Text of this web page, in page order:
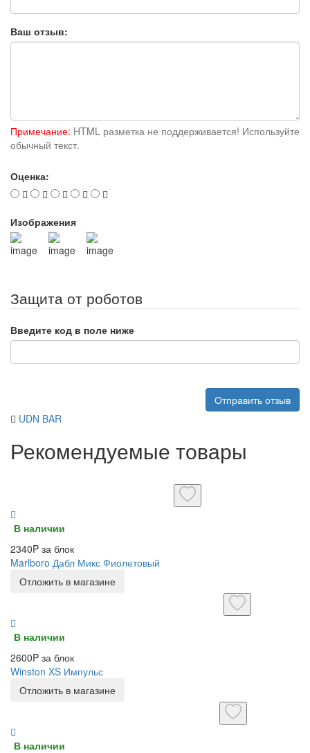
Ваш отзыв:
Примечание: HTML разметка не поддерживается! Используйте
обычный текст.
Оценка:
Изображения
Защита от роботов
Введите код в поле ниже
Отправить отзыв
UDN BAR
Рекомендуемые товары
В наличии
2340P за блок
Marlboro Дабл Микс Фиолетовый
Отложить в магазине
В наличии
2600P за блок
Winston XS Импульс
Отложить в магазине
В наличии